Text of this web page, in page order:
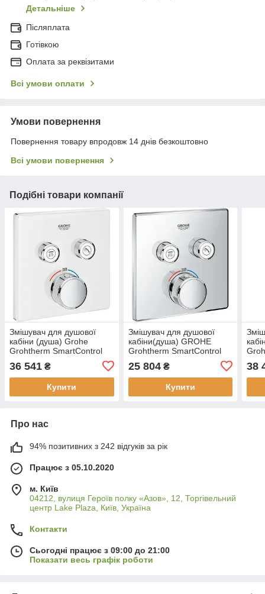
Детальніше
Післяплата
Готівкою
Оплата за реквізитами
Всі умови оплати
Умови повернення
Повернення товару впродовж 14 днів безкоштовно
Всі умови повернення
Подібні товари компанії
Змішувач для душової
кабіни (душа) Grohe
Grohtherm SmartControl
36 541 ₴
Купити
Змішувач для душової
кабіни(душа) GROHE
Grohtherm SmartControl
25 804₴
Купити
38
Про нас
94% позитивних з 242 відгуків за рік
Працює з 05.10.2020
м. Київ
04212, вулиця Героїв полку «Азов», 12, Торгівельний
центр Lake Plaza, Київ, Україна
Контакти
Сьогодні працює з 09:00 до 21:00
Показати весь графік роботи